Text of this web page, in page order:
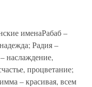
именаРабаб –
Радия –
наслаждение,
процветание;
– красивая, всем